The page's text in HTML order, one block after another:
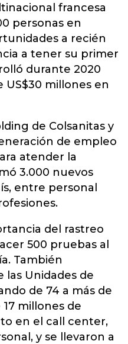
francesa
personas en
a recién
a tener su primer
durante 2020
US$30 millones en
de Colsanitas y
de empleo
atender la
3.000 nuevos
entre personal
del rastreo
500 pruebas al
También
las Unidades de
de 74 a más de
millones de
en el call center,
y se llevaron a